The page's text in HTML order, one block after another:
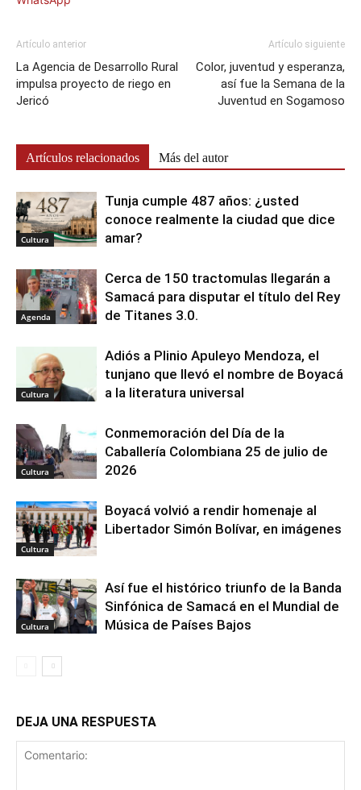
Artículo anterior
La Agencia de Desarrollo Rural
impulsa proyecto de riego en
Jericó
Artículo siguiente
Color, juventud y esperanza,
así fue la Semana de la
Juventud en Sogamoso
Artículos relacionados Más del autor
Cultura
Tunja cumple 487 años: ¿usted
conoce realmente la ciudad que dice
amar?
Agenda
Cerca de 150 tractomulas llegarán a
Samacá para disputar el título del Rey
de Titanes 3.0.
Cultura
Adiós a Plinio Apuleyo Mendoza, el
tunjano que llevó el nombre de Boyacá
a la literatura universal
Cultura
Conmemoración del Día de la
Caballería Colombiana 25 de julio de
2026
Cultura
Boyacá volvió a rendir homenaje al
Libertador Simón Bolívar, en imágenes
Cultura
Así fue el histórico triunfo de la Banda
Sinfónica de Samacá en el Mundial de
Música de Países Bajos
DEJA UNA RESPUESTA